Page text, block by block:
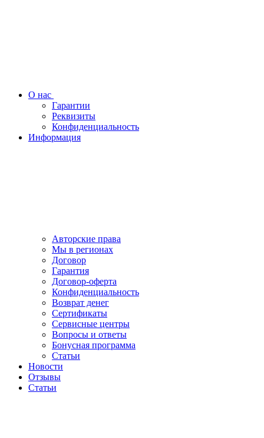
О нас
Гарантии
Реквизиты
Конфиденциальность
Информация
Авторские права
Мы в регионах
Договор
Гарантия
Договор-оферта
Конфиденциальность
Возврат денег
Сертификаты
Сервисные центры
Вопросы и ответы
Бонусная программа
Статьи
Новости
Отзывы
Статьи